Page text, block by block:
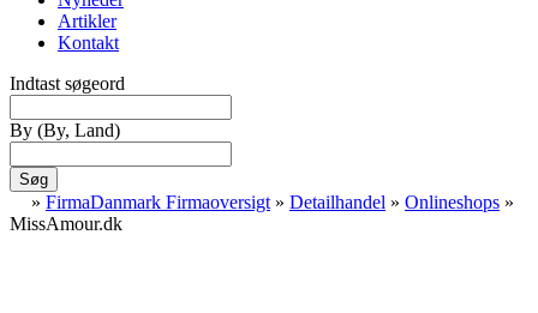
Artikler
Kontakt
Indtast søgeord
By (By, Land)
Søg
» FirmaDanmark Firmaoversigt » Detailhandel » Onlineshops »
MissAmour.dk